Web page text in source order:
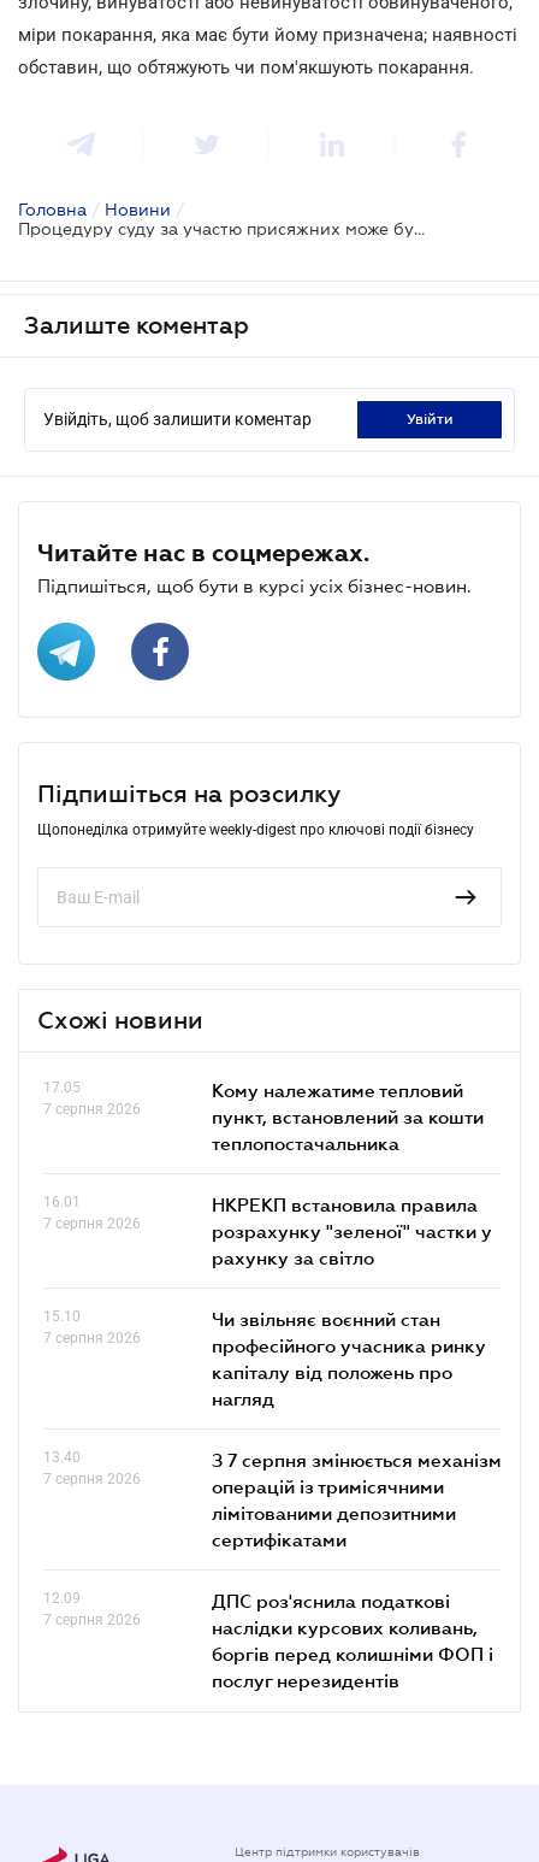
міри покарання, яка має бути йому призначена; наявності
обставин, що обтяжують чи пом'якшують покарання.
Головна / Новини /
Процедуру суду за участю присяжних може бути скориговано
Залиште коментар
Увійдіть, щоб залишити коментар увійти
Читайте нас в соцмережах.
Підпишіться, щоб бути в курсі усіх бізнес-новин.
Підпишіться на розсилку
Щопонеділка отримуйте weekly-digest про ключові події бізнесу
Схожі новини
17.05
7 серпня 2026
Кому належатиме тепловий
пункт, встановлений за кошти
теплопостачальника
16.01
7 серпня 2026
НКРЕКП встановила правила
розрахунку "зеленої" частки у
рахунку за світло
15.10
7 серпня 2026
Чи звільняє воєнний стан
професійного учасника ринку
капіталу від положень про
нагляд
13.40
7 серпня 2026
З 7 серпня змінюється механізм
операцій із тримісячними
лімітованими депозитними
сертифікатами
12.09
7 серпня 2026
ДПС роз'яснила податкові
наслідки курсових коливань,
боргів перед колишніми ФОП і
послуг нерезидентів
Центр підтримки користувачів